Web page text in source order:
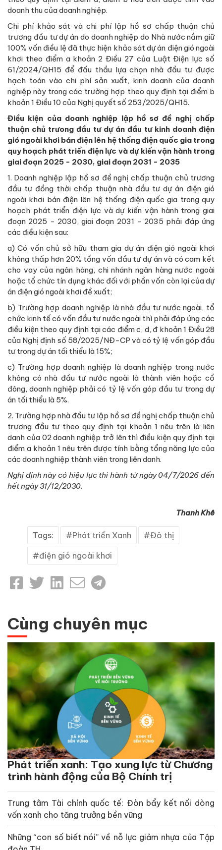
doanh thu của doanh nghiệp.
Chi phí khảo sát và chi phí lập hồ sơ chấp thuận chủ
trương đầu tư dự án do doanh nghiệp do Nhà nước nắm giữ
100% vốn điều lệ đã thực hiện khảo sát dự án điện gió ngoài
khơi theo điểm a khoản 2 Điều 27 của Luật Điện lực số
61/2024/QH15 để đấu thầu lựa chọn nhà đầu tư được
hạch toán vào chi phí sản xuất, kinh doanh của doanh
nghiệp này trong các trường hợp theo quy định tại điểm b
khoản 1 Điều 10 của Nghị quyết số 253/2025/QH15.
Điều kiện của doanh nghiệp lập hồ sơ đề nghị chấp
thuận chủ trưong đầu tư dự án đầu tư kinh doanh điện
gió ngoài khơi bán điện lên hệ thống điện quốc gia trong
quy hoạch phát triển điện lực và dự kiến vận hành trong
giai đoạn 2025 - 2030, giai đoạn 2031 - 2035
1. Doanh nghiệp lập hồ sơ đề nghị chấp thuận chủ trương
đầu tư đồng thời chấp thuận nhà đầu tư dự án điện gió
ngoài khơi bán điện lên hệ thống điện quốc gia trong quy
hoạch phát triển điện lực và dự kiến vận hành trong giai
đoạn 2025 - 2030, giai đoạn 2031 - 2035 phải đáp ứng
các điều kiện sau:
a) Có vốn chủ sở hữu tham gia dự án điện gió ngoài khơi
không thấp hơn 20% tổng vốn đầu tư dự án và có cam kết
cho vay của ngân hàng, chi nhánh ngân hàng nước ngoài
hoặc tổ chức tín dụng khác đối với phần vốn còn lại của dự
án điện gió ngoài khơi đề xuất;
b) Trường hợp doanh nghiệp là nhà đầu tư nước ngoài, tổ
chức kinh tế có vốn đầu tư nước ngoài thì phải đáp ứng các
điều kiện theo quy định tại các điểm c, d, đ khoản 1 Điều 28
của Nghị định số 58/2025/NĐ-CP và có tỷ lệ vốn góp đầu
tư trong dự án tối thiểu là 15%;
c) Trường hợp doanh nghiệp là doanh nghiệp trong nước
không có nhà đầu tư nước ngoài là thành viên hoặc cổ
đông, doanh nghiệp phải có tỷ lệ vốn góp đầu tư trong dự
án tối thiểu là 5%.
2. Trường hợp nhà đầu tư lập hồ sơ đề nghị chấp thuận chủ
trương đầu tư theo quy định tại khoản 1 nêu trên là liên
danh của 02 doanh nghiệp trở lên thì điều kiện quy định tại
điểm a khoản 1 nêu trên được tính bằng tổng năng lực của
các doanh nghiệp thành viên trong liên danh.
Nghị định này có hiệu lực thi hành từ ngày 04/7/2026 đến
hết ngày 31/12/2030.
Thanh Khê
Tags: Phát triển Xanh Đô thị
điện gió ngoài khơi
Cùng chuyên mục
Phát triển xanh: Tạo xung lực từ Chương
trình hành động của Bộ Chính trị
Trung tâm Tài chính quốc tế: Đòn bẩy kết nối dòng
vốn xanh cho tăng trưởng bền vững
Những “con số biết nói” về nỗ lực giảm nhựa của Tập